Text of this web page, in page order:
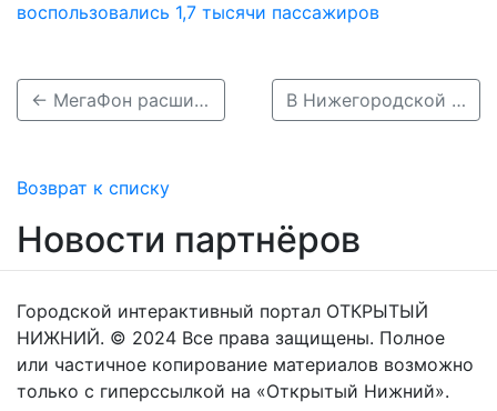
воспользовались 1,7 тысячи пассажиров
← МегаФон расширил сеть дата-центров в Центральной России и на Урале В Нижегородской области за полгода выявили почти 7 тысяч нарушений миграционного законодательства →
Возврат к списку
Новости партнёров
Городской интерактивный портал ОТКРЫТЫЙ
НИЖНИЙ. © 2024 Все права защищены. Полное
или частичное копирование материалов возможно
только с гиперссылкой на «Открытый Нижний».